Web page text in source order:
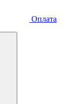
Оплата